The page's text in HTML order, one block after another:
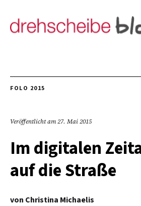
FOLO 2015
Veröffentlicht am27. Mai 2015
Im digitalen
auf die Straße
von Christina Michaelis